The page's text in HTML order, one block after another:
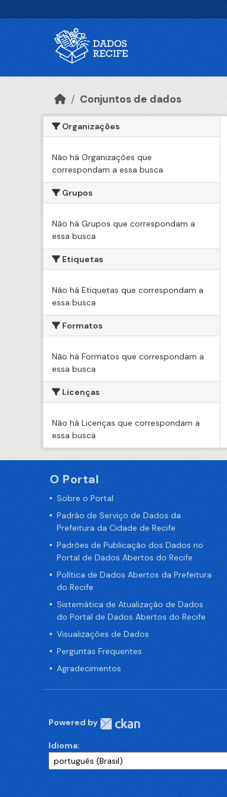
Conjuntos de dados
Organizações
Não há Organizações que
correspondam a essa busca
Grupos
Não há Grupos que correspondam a
essa busca
Etiquetas
Não há Etiquetas que correspondam a
essa busca
Formatos
Não há Formatos que correspondam a
essa busca
Licenças
Não há Licenças que correspondam a
essa busca
O Portal
Sobre o Portal
Padrão de Serviço de Dados da
Prefeitura da Cidade de Recife
Padrões de Publicação dos Dados no
Portal de Dados Abertos do Recife
Política de Dados Abertos da Prefeitura
do Recife
Sistemática de Atualização de Dados
do Portal de Dados Abertos do Recife
Visualizações de Dados
Perguntas Frequentes
Agradecimentos
Powered by
Idioma